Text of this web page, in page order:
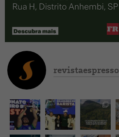
revistaespresso